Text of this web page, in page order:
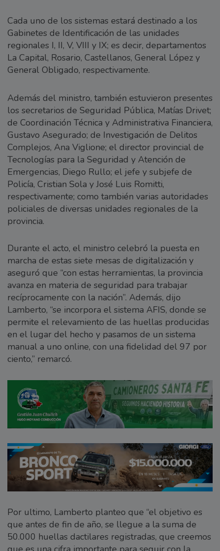
Cada uno de los sistemas estará destinado a los
Gabinetes de Identificación de las unidades
regionales I, II, V, VIII y IX; es decir, departamentos
La Capital, Rosario, Castellanos, General López y
General Obligado, respectivamente.
Además del ministro, también estuvieron presentes
los secretarios de Seguridad Pública, Matías Drivet;
de Coordinación Técnica y Administrativa Financiera,
Gustavo Asegurado; de Investigación de Delitos
Complejos, Ana Viglione; el director provincial de
Tecnologías para la Seguridad y Atención de
Emergencias, Diego Rullo; el jefe y subjefe de
Policía, Cristian Sola y José Luis Romitti,
respectivamente; como también varias autoridades
policiales de diversas unidades regionales de la
provincia.
Durante el acto, el ministro celebró la puesta en
marcha de estas siete mesas de digitalización y
aseguró que “con estas herramientas, la provincia
avanza en materia de seguridad para trabajar
recíprocamente con la nación”. Además, dijo
Lamberto, “se incorpora el sistema AFIS, donde se
permite el relevamiento de las huellas producidas
en el lugar del hecho y pasamos de un sistema
manual a uno online, con una fidelidad del 97 por
ciento,” remarcó.
Por ultimo, Lamberto planteo que “el objetivo es
que antes de fin de año, se llegue a la suma de
50.000 huellas dactilares registradas, que creemos